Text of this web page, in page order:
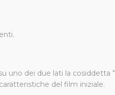
uno dei due lati la cosiddetta "
del film iniziale.